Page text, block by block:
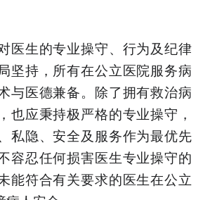
医生的专业操守、行为及纪律
坚持，所有在公立医院服务病
与医德兼备。除了拥有救治病
也应秉持极严格的专业操守，
私隐、安全及服务作为最优先
容忍任何损害医生专业操守的
能符合有关要求的医生在公立